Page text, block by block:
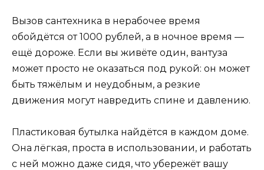
Вызов сантехника в нерабочее время
обойдётся от 1000 рублей, а в ночное время —
ещё дороже. Если вы живёте один, вантуза
может просто не оказаться под рукой: он может
быть тяжёлым и неудобным, а резкие
движения могут навредить спине и давлению.
Пластиковая бутылка найдётся в каждом доме.
Она лёгкая, проста в использовании, и работать
с ней можно даже сидя, что убережёт вашу